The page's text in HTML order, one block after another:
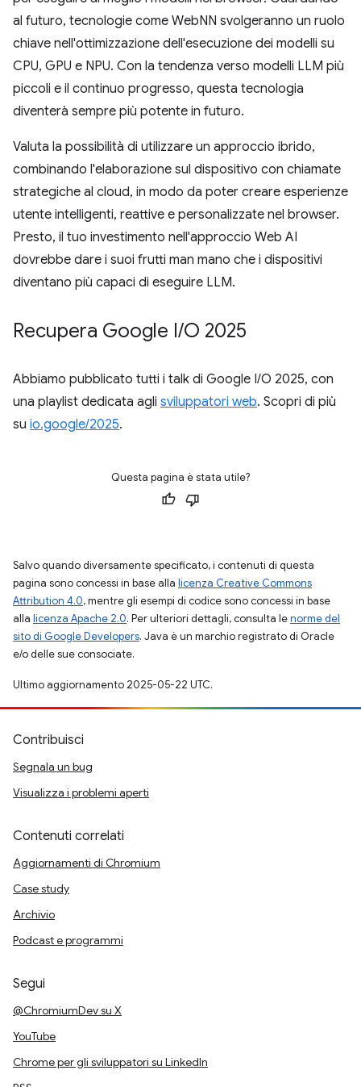
al futuro, tecnologie come WebNN svolgeranno un ruolo
chiave nell'ottimizzazione dell'esecuzione dei modelli su
CPU, GPU e NPU. Con la tendenza verso modelli LLM più
piccoli e il continuo progresso, questa tecnologia
diventerà sempre più potente in futuro.
Valuta la possibilità di utilizzare un approccio ibrido,
combinando l'elaborazione sul dispositivo con chiamate
strategiche al cloud, in modo da poter creare esperienze
utente intelligenti, reattive e personalizzate nel browser.
Presto, il tuo investimento nell'approccio Web AI
dovrebbe dare i suoi frutti man mano che i dispositivi
diventano più capaci di eseguire LLM.
Recupera Google I/O 2025
Abbiamo pubblicato tutti i talk di Google I/O 2025, con
una playlist dedicata agli sviluppatori web. Scopri di più
su io.google/2025.
Questa pagina è stata utile?
Salvo quando diversamente specificato, i contenuti di questa
pagina sono concessi in base alla licenza Creative Commons
Attribution 4.0, mentre gli esempi di codice sono concessi in base
alla licenza Apache 2.0. Per ulteriori dettagli, consulta lenorme del
sito di Google Developers. Java è un marchio registrato di Oracle
e/o delle sue consociate.
Ultimo aggiornamento 2025-05-22 UTC.
Contribuisci
Segnala un bug
Visualizza i problemi aperti
Contenuti correlati
Aggiornamenti di Chromium
Case study
Archivio
Podcast e programmi
Segui
@ChromiumDev su X
YouTube
Chrome per gli sviluppatori su LinkedIn